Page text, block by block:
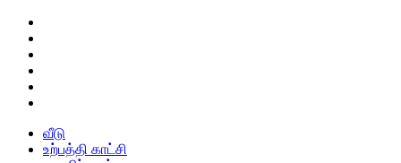
வீடு
உற்பத்தி காட்சி